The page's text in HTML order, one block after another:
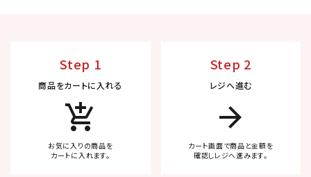
Step 1
商品をカートに入れる
add_shopping_cart
お気に入りの商品を
カートに入れます。
Step 2
レジへ進む
arrow_forward
カート画面で商品と金額を
確認しレジへ進みます。